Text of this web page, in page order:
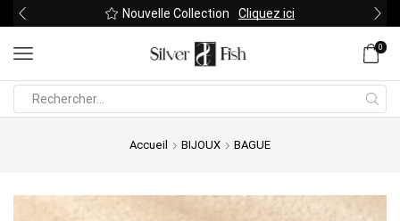
Nouvelle Collection Cliquez ici
0
Accueil BIJOUX BAGUE